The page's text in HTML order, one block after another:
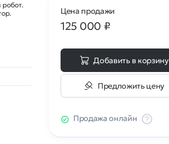
Цена продажи
125 000 ₽
Добавить в корзину
Предложить цену
Продажа онлайн